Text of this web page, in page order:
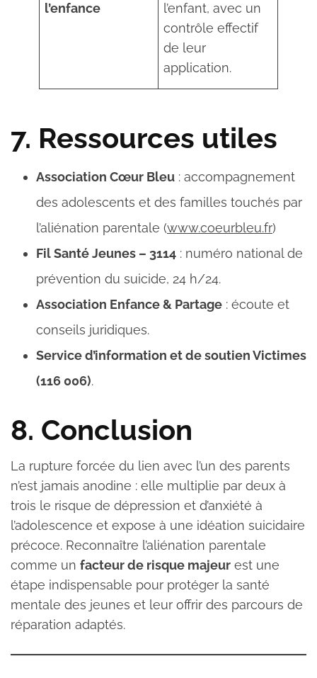
l’enfance
l’enfant, avec un
contrôle effectif
de leur
application.
7. Ressources utiles
Association Cœur Bleu : accompagnement
des adolescents et des familles touchés par
l’aliénation parentale (www.coeurbleu.fr)
Fil Santé Jeunes – 3114 : numéro national de
prévention du suicide, 24 h/24.
Association Enfance & Partage : écoute et
conseils juridiques.
Service d’information et de soutien Victimes
(116 006).
8. Conclusion
La rupture forcée du lien avec l’un des parents
n’est jamais anodine : elle multiplie par deux à
trois le risque de dépression et d’anxiété à
l’adolescence et expose à une idéation suicidaire
précoce. Reconnaître l’aliénation parentale
comme un facteur de risque majeur est une
étape indispensable pour protéger la santé
mentale des jeunes et leur offrir des parcours de
réparation adaptés.